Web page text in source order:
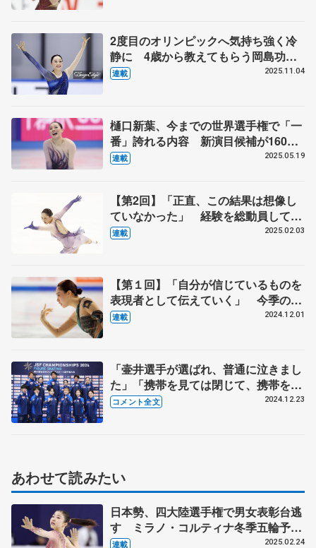
2度目のオリンピックへ気持ち強く冷
静に 4歳から教えてもらう岡島功治
コーチに誓う恩返し 体調整わず気を
連載 2025.11.04
樋口新葉、今までの世界選手権で「一
番」誇れる内容 新演目候補が160曲
「どう選ぼう」焦る日々 五輪へ今、
連載 2025.05.19
【第2回】「正直、この結果は想像し
ていなかった」 経験を総動員して3
年ぶりの全日本表彰台
連載 2025.02.03
【第１回】「自分が信じているものを
表現者として伝えていく」 今季のフ
リーは今の気持ちにすごく似ている
連載 2024.12.01
「壷井選手が選ばれ、普通に泣きまし
た」「携帯を見ては閉じて、携帯を見
ては閉じ…」 世界選手権代表決定の
コメント全文 2024.12.23
あわせて読みたい
日本勢、四大陸選手権で男女表彰台逃
す ミラノ・コルティナ冬季五輪予選
へ不安
連載 2025.02.24